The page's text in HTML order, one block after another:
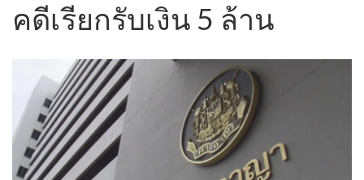
คดีเรียกรับเงิน 5 ล้าน